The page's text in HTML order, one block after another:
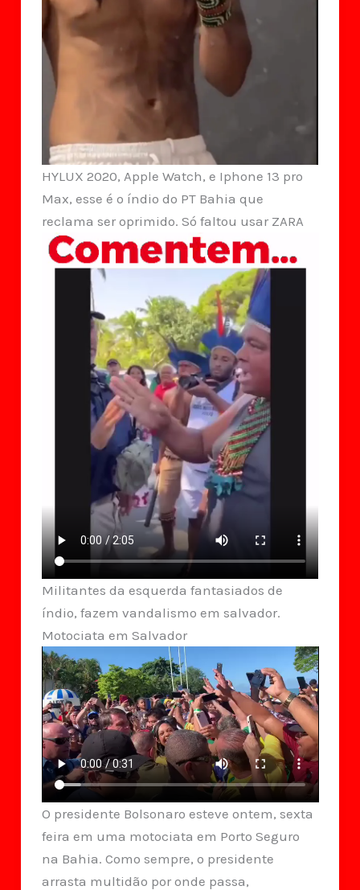
HYLUX 2020, Apple Watch, e Iphone 13 pro
Max, esse é o índio do PT Bahia que
reclama ser oprimido. Só faltou usar ZARA
Militantes da esquerda fantasiados de
índio, fazem vandalismo em salvador.
Motociata em Salvador
O presidente Bolsonaro esteve ontem, sexta
feira em uma motociata em Porto Seguro
na Bahia. Como sempre, o presidente
arrasta multidão por onde passa,